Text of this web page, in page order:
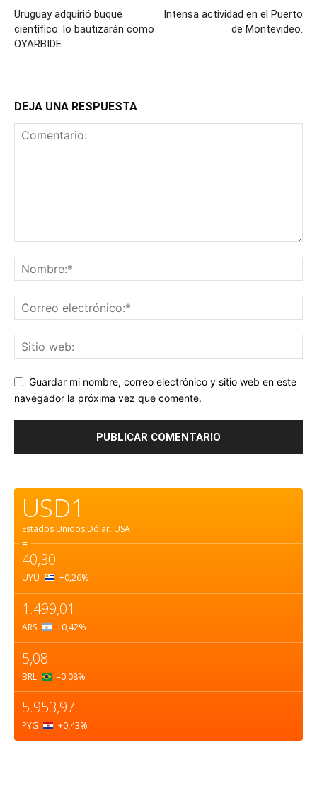
Uruguay adquirió buque
científico: lo bautizarán como
OYARBIDE
Intensa actividad en el Puerto
de Montevideo.
DEJA UNA RESPUESTA
Guardar mi nombre, correo electrónico y sitio web en este
navegador la próxima vez que comente.
USD1
Estados Unidos Dólar. USA
=
40,30
UYU +0,26%
1.499,01
ARS +0,42%
5,08
BRL –0,08%
5.953,97
PYG +0,43%